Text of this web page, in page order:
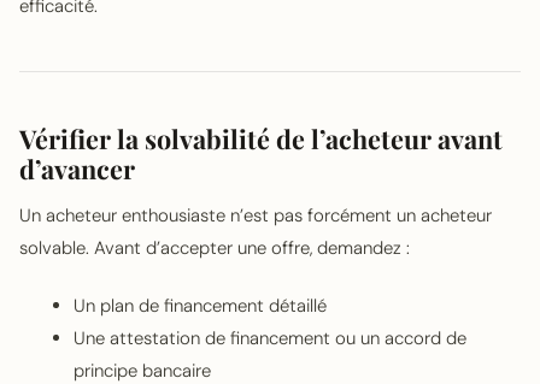
efficacité.
Vérifier la solvabilité de l’acheteur avant
d’avancer
Un acheteur enthousiaste n’est pas forcément un acheteur
solvable. Avant d’accepter une offre, demandez :
Un plan de financement détaillé
Une attestation de financement ou un accord de
principe bancaire